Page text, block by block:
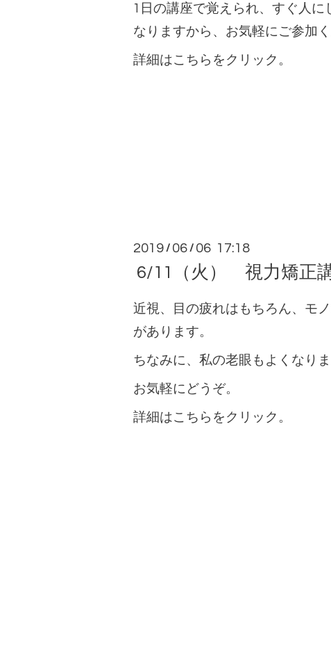
1日の講座で覚えられ、すぐ人に
なりますから、 お気軽にご参加く
詳細はこちらをクリック。
2019 / 06 / 06 17:18
6/11（火） 視力矯正
近視、目の疲れはもちろん、モ
があります。
ちなみに、私の老眼もよくなりま
お気軽にどうぞ。
詳細はこちらをクリック。